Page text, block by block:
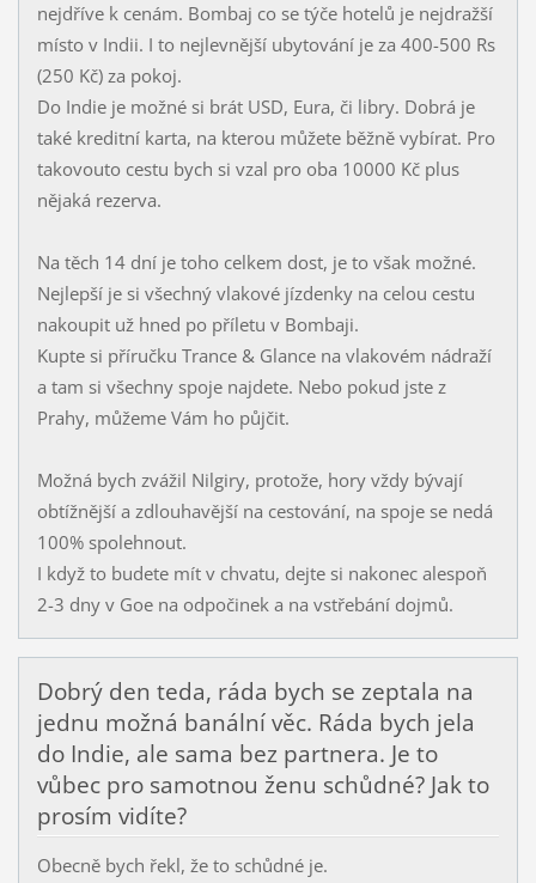
nejdříve k cenám. Bombaj co se týče hotelů je nejdražší
místo v Indii. I to nejlevnější ubytování je za 400-500 Rs
(250 Kč) za pokoj.
Do Indie je možné si brát USD, Eura, či libry. Dobrá je
také kreditní karta, na kterou můžete běžně vybírat. Pro
takovouto cestu bych si vzal pro oba 10000 Kč plus
nějaká rezerva.
Na těch 14 dní je toho celkem dost, je to však možné.
Nejlepší je si všechný vlakové jízdenky na celou cestu
nakoupit už hned po příletu v Bombaji.
Kupte si příručku Trance & Glance na vlakovém nádraží
a tam si všechny spoje najdete. Nebo pokud jste z
Prahy, můžeme Vám ho půjčit.
Možná bych zvážil Nilgiry, protože, hory vždy bývají
obtížnější a zdlouhavější na cestování, na spoje se nedá
100% spolehnout.
I když to budete mít v chvatu, dejte si nakonec alespoň
2-3 dny v Goe na odpočinek a na vstřebání dojmů.
Dobrý den teda, ráda bych se zeptala na
jednu možná banální věc. Ráda bych jela
do Indie, ale sama bez partnera. Je to
vůbec pro samotnou ženu schůdné? Jak to
prosím vidíte?
Obecně bych řekl, že to schůdné je.